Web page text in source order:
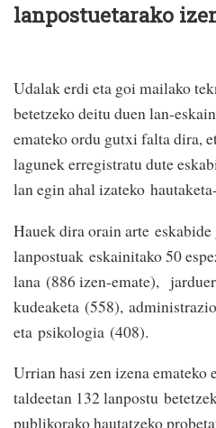
lanpostuetarako
Udalak erdi eta goi mailako
betetzeko deitu duen lan-
emateko ordu gutxi falta dira,
lagunek erregistratu dute
lan egin ahal izateko
Hauek dira orain arte eskabide
lanpostuak eskainitako 50
lana (886 izen-emate),
kudeaketa (558),
eta psikologia (408).
Urrian hasi zen izena
taldeetan 132 lanpostu
publikorako hautatzeko